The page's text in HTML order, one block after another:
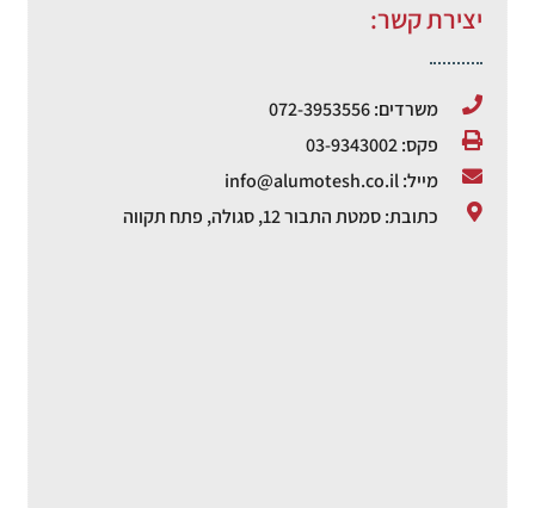
יצירת קשר:
משרדים: 072-3953556
פקס: 03-9343002
מייל: info@alumotesh.co.il
כתובת: סמטת התבור 12, סגולה, פתח תקווה